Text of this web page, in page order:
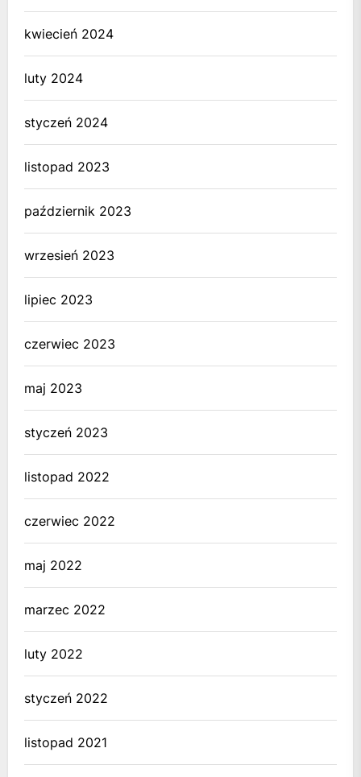
kwiecień 2024
luty 2024
styczeń 2024
listopad 2023
październik 2023
wrzesień 2023
lipiec 2023
czerwiec 2023
maj 2023
styczeń 2023
listopad 2022
czerwiec 2022
maj 2022
marzec 2022
luty 2022
styczeń 2022
listopad 2021